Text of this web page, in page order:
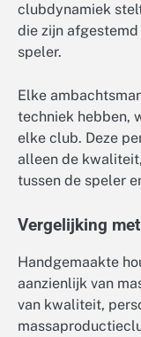
clubdynamiek
die zijn
speler.
Elke
techniek hebben,
elke club. Deze
alleen de
tussen de speler
Vergelijking
Handgemaakte
aanzienlijk van
van kwaliteit,